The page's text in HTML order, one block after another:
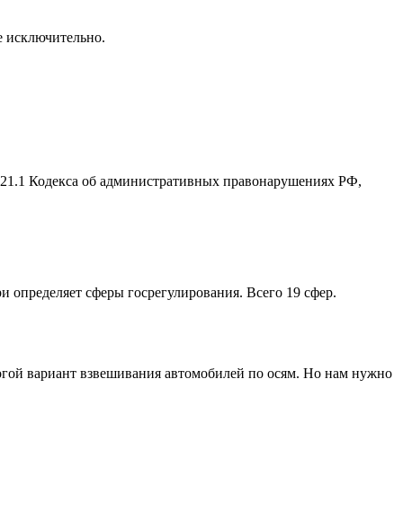
исключительно.
Кодекса об административных правонарушениях РФ,
сферы госрегулирования. Всего 19 сфер.
вариант взвешивания автомобилей по осям. Но нам нужно